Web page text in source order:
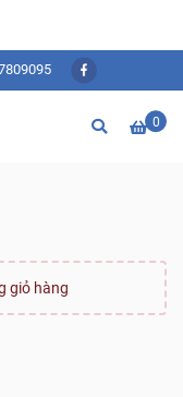
0
giỏ hàng